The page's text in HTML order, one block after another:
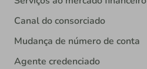
Canal do consorciado
Mudança de número de conta
Agente credenciado